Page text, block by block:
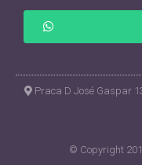
Praca D José Gaspar
© Copyright